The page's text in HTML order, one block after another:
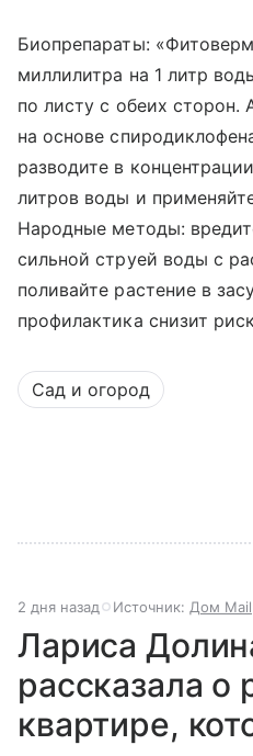
Биопрепараты:
миллилитра на 1 литр
по листу с обеих сторон.
на основе
разводите в
литров воды и
Народные методы:
сильной струей воды с
поливайте растение в
профилактика снизит
Сад и огород
2 дня назад Источник: Дом Mail
Лариса
рассказала о
квартире,